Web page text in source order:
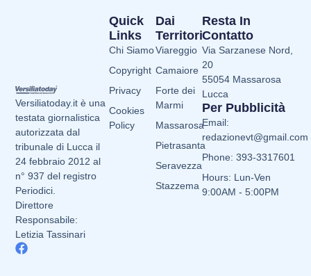
Versiliatoday.it è una
testata giornalistica
autorizzata dal
tribunale di Lucca il
24 febbraio 2012 al
n° 937 del registro
Periodici.
Direttore
Responsabile:
Letizia Tassinari
Dai
Territori
Viareggio
Camaiore
Forte dei
Marmi
Massarosa
Pietrasanta
Seravezza
Stazzema
Quick
Links
Chi Siamo
Copyright
Privacy
Cookies
Policy
Resta In
Contatto
Via Sarzanese Nord,
20
55054 Massarosa
Lucca
Per Pubblicità
Email:
redazionevt@gmail.com
Phone: 393-3317601
Hours: Lun-Ven
9:00AM - 5:00PM